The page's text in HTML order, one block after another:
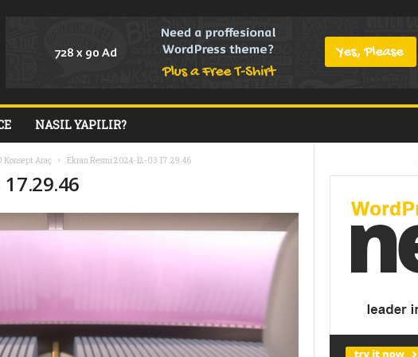
NASIL YAPILIR?
Konsept Araç Ekran Resmi 2024-12-03 17.29.46